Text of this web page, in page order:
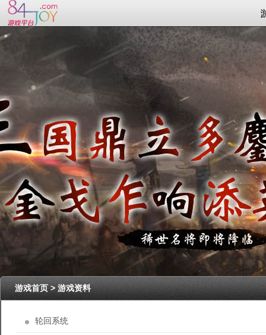
游戏首页> 游戏资料
轮回系统